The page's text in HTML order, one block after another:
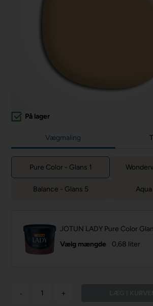
På lager
Vægmaling
Pure Color - Glans 1
Balance - Glans 5
JOTUN LADY Pure Color
Vælg mængde
- +